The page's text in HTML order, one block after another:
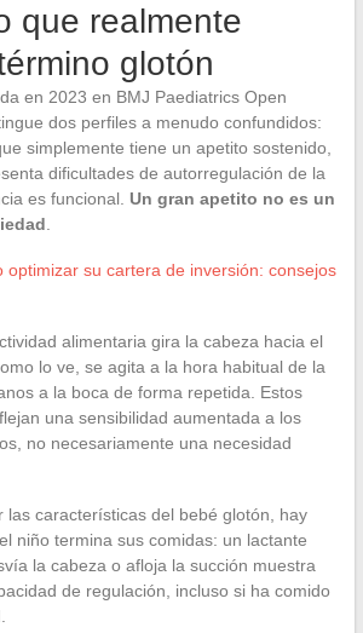
que realmente
glotón
en 2023 en BMJ Paediatrics Open
dos perfiles a menudo confundidos:
simplemente tiene un apetito sostenido,
dificultades de autorregulación de la
es funcional. Un gran apetito no es un
optimizar su cartera de inversión: consejos
alimentaria gira la cabeza hacia el
lo ve, se agita a la hora habitual de la
a la boca de forma repetida. Estos
una sensibilidad aumentada a los
no necesariamente una necesidad
las características del bebé glotón, hay
niño termina sus comidas: un lactante
la cabeza o afloja la succión muestra
de regulación, incluso si ha comido